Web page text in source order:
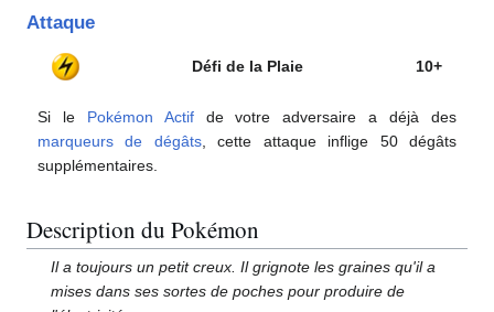
Attaque
Défi de la Plaie 10+
Si le Pokémon Actifde votre adversaire a déjà des
marqueurs de dégâts, cette attaque inflige 50 dégâts
supplémentaires.
Description du Pokémon
Il a toujours un petit creux. Il grignote les graines qu'il a
mises dans ses sortes de poches pour produire de